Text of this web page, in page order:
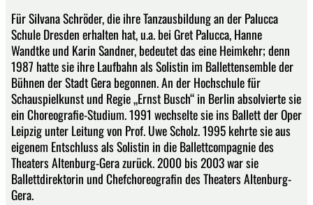
Für Silvana Schröder, die ihre Tanzausbildung an der Palucca
Schule Dresden erhalten hat, u.a. bei Gret Palucca, Hanne
Wandtke und Karin Sandner, bedeutet das eine Heimkehr; denn
1987 hatte sie ihre Laufbahn als Solistin im Ballettensemble der
Bühnen der Stadt Gera begonnen. An der Hochschule für
Schauspielkunst und Regie „Ernst Busch“ in Berlin absolvierte sie
ein Choreografie-Studium. 1991 wechselte sie ins Ballett der Oper
Leipzig unter Leitung von Prof. Uwe Scholz. 1995 kehrte sie aus
eigenem Entschluss als Solistin in die Ballettcompagnie des
Theaters Altenburg-Gera zurück. 2000 bis 2003 war sie
Ballettdirektorin und Chefchoreografin des Theaters Altenburg-
Gera.